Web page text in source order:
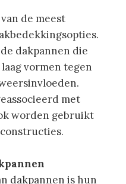
de meest
dakpannen die
vormen tegen
met
worden gebruikt
dakpannen is hun